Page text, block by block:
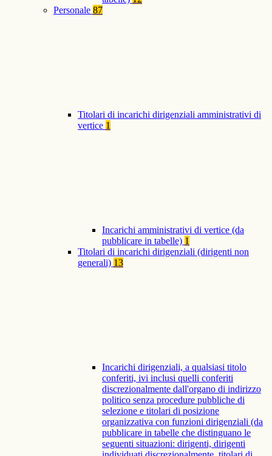
Personale 87
Titolari di incarichi dirigenziali amministrativi di
vertice 1
Incarichi amministrativi di vertice (da
pubblicare in tabelle) 1
Titolari di incarichi dirigenziali (dirigenti non
generali) 13
Incarichi dirigenziali, a qualsiasi titolo
conferiti, ivi inclusi quelli conferiti
discrezionalmente dall'organo di indirizzo
politico senza procedure pubbliche di
selezione e titolari di posizione
organizzativa con funzioni dirigenziali (da
pubblicare in tabelle che distinguano le
seguenti situazioni: dirigenti, dirigenti